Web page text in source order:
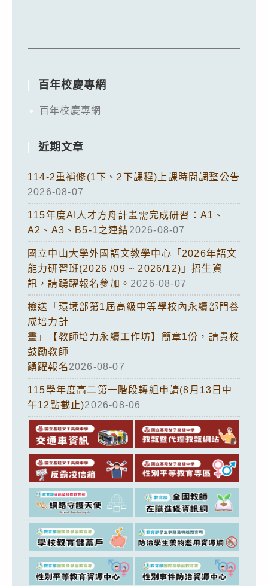
百年校慶專網
百年校慶專網
近期文章
114-2重補修(1下、2下課程)上課時間調整公告
2026-08-07
115年度AI人才方舟計畫需完成研習：A1、
A2、A3、B5-1之連結2026-08-07
國立中山大學外國語文教學中心「2026年語文
能力研習班(2026 /09 ~ 2026/12)」招生資
訊，請踴躍報名參加。 2026-08-07
檢送「環境部第1屆高級中等學校內永續部門養
成培力計
畫」【教師培力永續工作坊】簡章1份，請貴校
鼓勵教師
踴躍報名2026-08-07
115學年度高二第一階段轉組申請(8月13日中
午12點截止)2026-08-06